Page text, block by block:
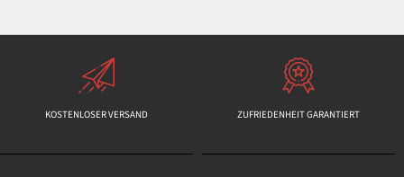
KOSTENLOSER VERSAND ZUFRIEDENHEIT GARANTIERT